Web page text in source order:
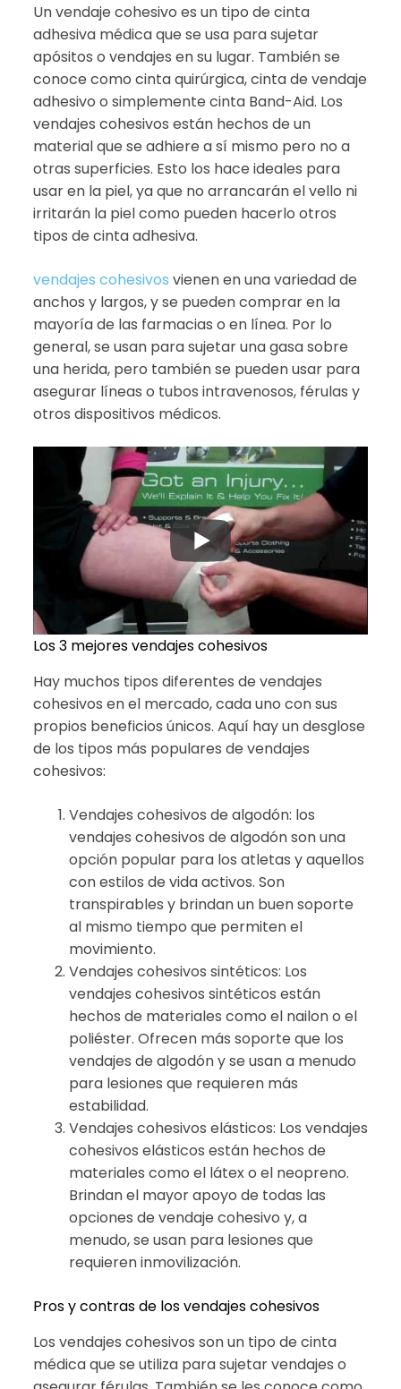
Un vendaje cohesivo es un tipo de cinta
adhesiva médica que se usa para sujetar
apósitos o vendajes en su lugar. También se
conoce como cinta quirúrgica, cinta de vendaje
adhesivo o simplemente cinta Band-Aid. Los
vendajes cohesivos están hechos de un
material que se adhiere a sí mismo pero no a
otras superficies. Esto los hace ideales para
usar en la piel, ya que no arrancarán el vello ni
irritarán la piel como pueden hacerlo otros
tipos de cinta adhesiva.
vendajes cohesivos vienen en una variedad de
anchos y largos, y se pueden comprar en la
mayoría de las farmacias o en línea. Por lo
general, se usan para sujetar una gasa sobre
una herida, pero también se pueden usar para
asegurar líneas o tubos intravenosos, férulas y
otros dispositivos médicos.
Los 3 mejores vendajes cohesivos
Hay muchos tipos diferentes de vendajes
cohesivos en el mercado, cada uno con sus
propios beneficios únicos. Aquí hay un desglose
de los tipos más populares de vendajes
cohesivos:
Vendajes cohesivos de algodón: los
vendajes cohesivos de algodón son una
opción popular para los atletas y aquellos
con estilos de vida activos. Son
transpirables y brindan un buen soporte
al mismo tiempo que permiten el
movimiento.
Vendajes cohesivos sintéticos: Los
vendajes cohesivos sintéticos están
hechos de materiales como el nailon o el
poliéster. Ofrecen más soporte que los
vendajes de algodón y se usan a menudo
para lesiones que requieren más
estabilidad.
Vendajes cohesivos elásticos: Los vendajes
cohesivos elásticos están hechos de
materiales como el látex o el neopreno.
Brindan el mayor apoyo de todas las
opciones de vendaje cohesivo y, a
menudo, se usan para lesiones que
requieren inmovilización.
Pros y contras de los vendajes cohesivos
Los vendajes cohesivos son un tipo de cinta
médica que se utiliza para sujetar vendajes o